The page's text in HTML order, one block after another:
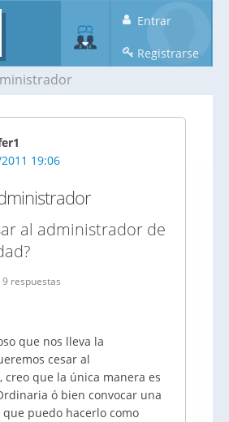
Entrar
Registrarse
19:06
al administrador de
respuestas
que nos lleva la
cesar al
que la única manera es
ó bien convocar una
puedo hacerlo como